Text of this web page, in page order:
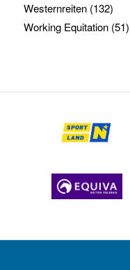
Westernreiten(132)
Working Equitation(51)